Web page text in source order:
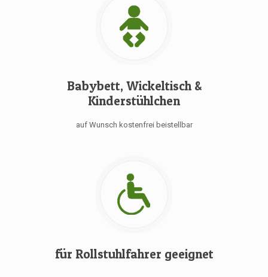
Babybett, Wickeltisch &
Kinderstühlchen
auf Wunsch kostenfrei beistellbar
für Rollstuhlfahrer geeignet